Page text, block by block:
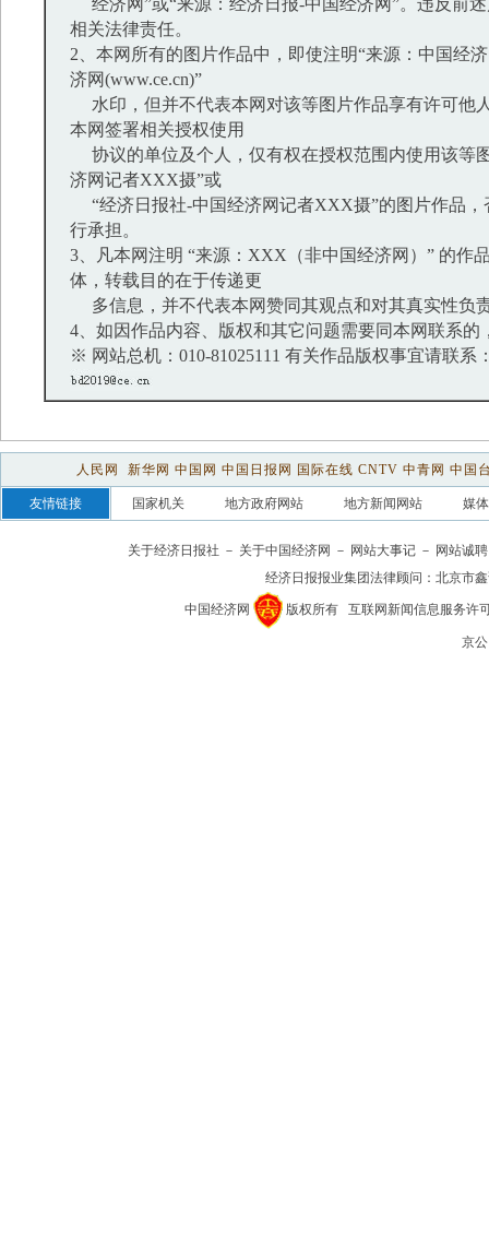
经济网”或“来源：经济日报-中国经济网”。违反前
相关法律责任。
2、本网所有的图片作品中，即使注明“来源：中国经
济网(www.ce.cn)”
水印，但并不代表本网对该等图片作品享有许可他
本网签署相关授权使用
协议的单位及个人，仅有权在授权范围内使用该等
济网记者XXX摄”或
“经济日报社-中国经济网记者XXX摄”的图片作品，
行承担。
3、凡本网注明 “来源：XXX（非中国经济网）” 的作
体，转载目的在于传递更
多信息，并不代表本网赞同其观点和对其真实性负
4、如因作品内容、版权和其它问题需要同本网联系的
※ 网站总机：010-81025111 有关作品版权事宜请联系
人民网 新华网 中国网 中国日报网 国际在线 CNTV 中青网 中国
友情链接 国家机关 地方政府网站 地方新闻网站 媒
关于经济日报社 － 关于中国经济网 － 网站大事记 － 网站诚聘
经济日报报业集团法律顾问： 北京市
中国经济网 版权所有 互联网新闻信息服务许
京